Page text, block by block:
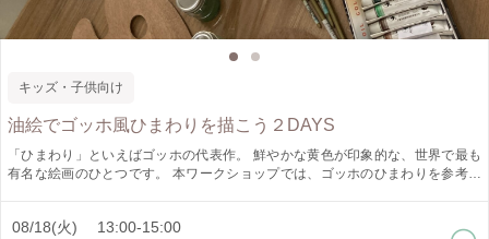
キッズ・子供向け
油絵でゴッホ風ひまわりを描こう２DAYS
「ひまわり」といえばゴッホの代表作。 鮮やかな黄色が印象的な、世界で最も
有名な絵画のひとつです。 本ワークショップでは、ゴッホのひまわりを参考に
す。 2日間で仕上げるプログラムです。（1日のみの参加の場合でも返金はあり
08/18(火) 13:00-15:00